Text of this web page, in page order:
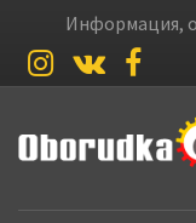
Информация,